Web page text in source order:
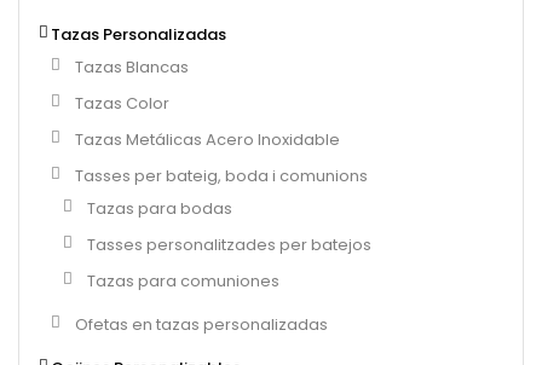
Tazas Personalizadas
Tazas Blancas
Tazas Color
Tazas Metálicas Acero Inoxidable
Tasses per bateig, boda i comunions
Tazas para bodas
Tasses personalitzades per batejos
Tazas para comuniones
Ofetas en tazas personalizadas